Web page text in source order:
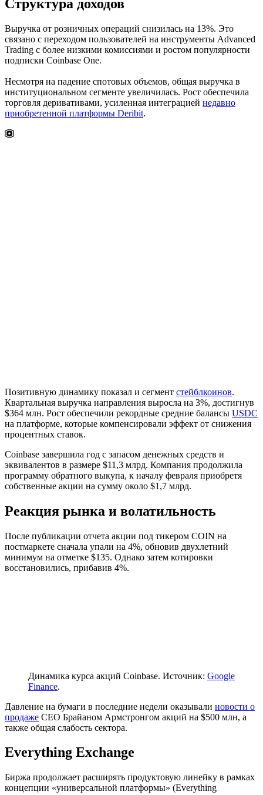
Структура доходов
Выручка от розничных операций снизилась на 13%. Это
связано с переходом пользователей на инструменты Advanced
Trading с более низкими комиссиями и ростом популярности
подписки Coinbase One.
Несмотря на падение спотовых объемов, общая выручка в
институциональном сегменте увеличилась. Рост обеспечила
торговля деривативами, усиленная интеграцией недавно
приобретенной платформы Deribit.
Позитивную динамику показал и сегмент стейблкоинов.
Квартальная выручка направления выросла на 3%, достигнув
$364 млн. Рост обеспечили рекордные средние балансы USDC
на платформе, которые компенсировали эффект от снижения
процентных ставок.
Coinbase завершила год с запасом денежных средств и
эквивалентов в размере $11,3 млрд. Компания продолжила
программу обратного выкупа, к началу февраля приобретя
собственные акции на сумму около $1,7 млрд.
Реакция рынка и волатильность
После публикации отчета акции под тикером COIN на
постмаркете сначала упали на 4%, обновив двухлетний
минимум на отметке $135. Однако затем котировки
восстановились, прибавив 4%.
Динамика курса акций Coinbase. Источник: Google
Finance.
Давление на бумаги в последние недели оказывали новости о
продаже CEO Брайаном Армстронгом акций на $500 млн, а
также общая слабость сектора.
Everything Exchange
Биржа продолжает расширять продуктовую линейку в рамках
концепции «универсальной платформы» (Everything